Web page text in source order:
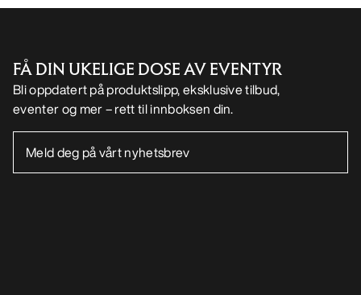
FÅ DIN UKELIGE DOSE AV EVENTYR
Bli oppdatert på produktslipp, eksklusive tilbud,
eventer og mer – rett til innboksen din.